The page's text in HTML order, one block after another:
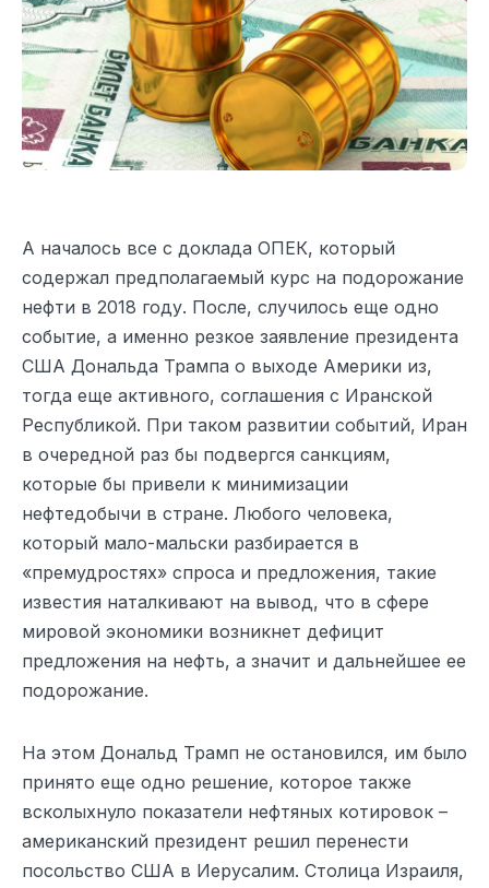
А началось все с доклада ОПЕК, который
содержал предполагаемый курс на подорожание
нефти в 2018 году. После, случилось еще одно
событие, а именно резкое заявление президента
США Дональда Трампа о выходе Америки из,
тогда еще активного, соглашения с Иранской
Республикой. При таком развитии событий, Иран
в очередной раз бы подвергся санкциям,
которые бы привели к минимизации
нефтедобычи в стране. Любого человека,
который мало-мальски разбирается в
«премудростях» спроса и предложения, такие
известия наталкивают на вывод, что в сфере
мировой экономики возникнет дефицит
предложения на нефть, а значит и дальнейшее ее
подорожание.
На этом Дональд Трамп не остановился, им было
принято еще одно решение, которое также
всколыхнуло показатели нефтяных котировок –
американский президент решил перенести
посольство США в Иерусалим. Столица Израиля,